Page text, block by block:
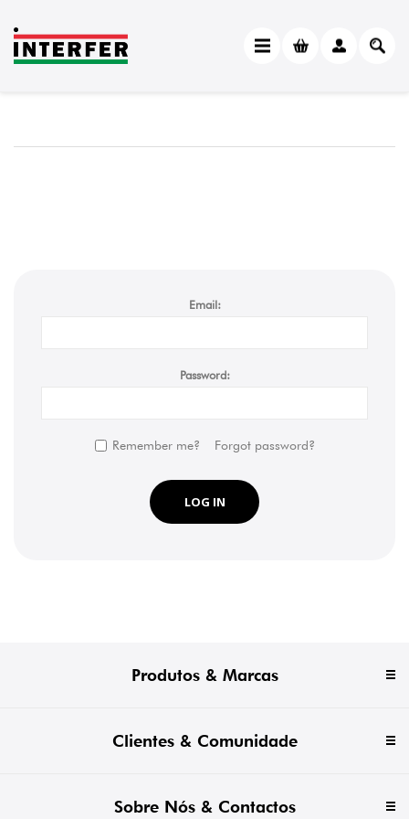
Email:
Password:
Remember me? Forgot password?
LOG IN
Produtos & Marcas
Clientes & Comunidade
Sobre Nós & Contactos